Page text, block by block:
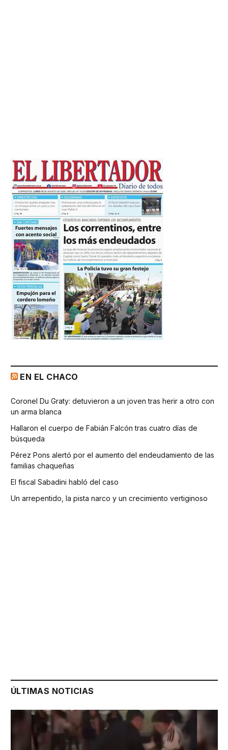
EN EL CHACO
Coronel Du Graty: detuvieron a un joven tras herir a otro con
un arma blanca
Hallaron el cuerpo de Fabián Falcón tras cuatro días de
búsqueda
Pérez Pons alertó por el aumento del endeudamiento de las
familias chaqueñas
El fiscal Sabadini habló del caso
Un arrepentido, la pista narco y un crecimiento vertiginoso
ÚLTIMAS NOTICIAS